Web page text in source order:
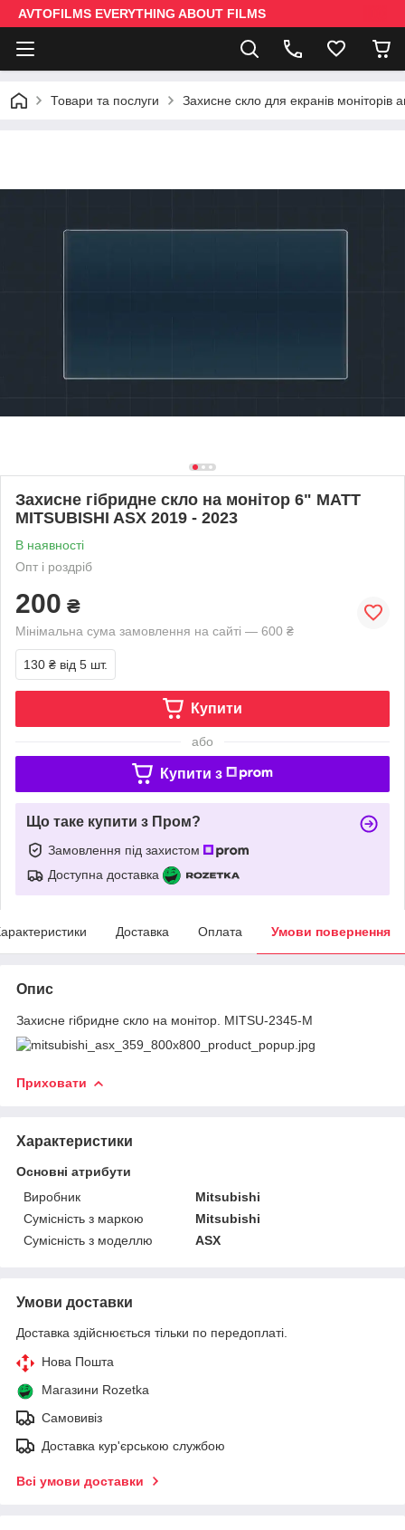
AVTOFILMS EVERYTHING ABOUT FILMS
Товари та послуги Захисне скло для екранів моніторів
Захисне гібридне скло на монітор 6" MATT
MITSUBISHI ASX 2019 - 2023
В наявності
Опт і роздріб
200 ₴
Мінімальна сума замовлення на сайті — 600 ₴
130 ₴ від 5 шт.
Купити
або
Купити з
Що таке купити з Пром?
Замовлення під захистом
Доступна доставка
Доставка Оплата Умови повернення
Опис
Захисне гібридне скло на монітор. MITSU-2345-M
Приховати
Характеристики
Основні атрибути
Виробник
Mitsubishi
Сумісність з маркою
Mitsubishi
Сумісність з моделлю
ASX
Умови доставки
Доставка здійснюється тільки по передоплаті.
Нова Пошта
Магазини Rozetka
Самовивіз
Доставка кур'єрською службою
Всі умови доставки